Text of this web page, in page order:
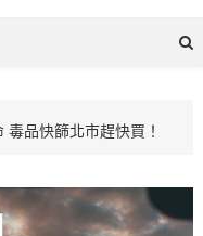
品快篩北市趕快買！